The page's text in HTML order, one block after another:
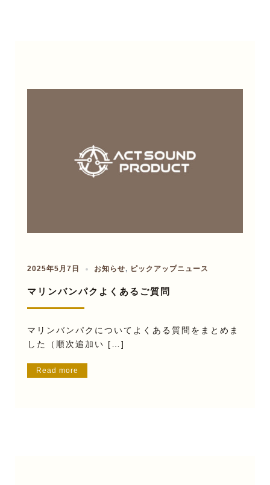
2025年5月7日 お知らせ, ピックアップニュース
マリンバンパクよくあるご質問
マリンバンパクについてよくある質問をまとめま
した（順次追加い […]
Read more